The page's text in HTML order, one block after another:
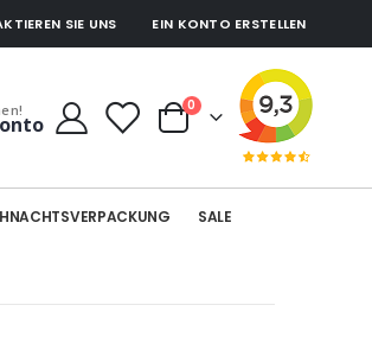
SIE UNS EIN KONTO ERSTELLEN
Cart
0Artikel
SALE